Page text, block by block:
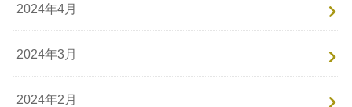
2024年4月
2024年3月
2024年2月